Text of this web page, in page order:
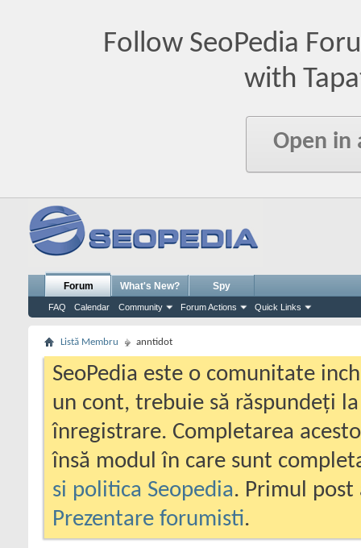
Follow SeoPedia
with
Open in
Forum
FAQ Calendar Community Forum Actions Quick Links
What's New? Spy
Listă Membru anntidot
SeoPedia este o comunitate
un cont, trebuie să răspundeți
înregistrare. Completarea
însă modul în care sunt
si politica Seopedia. Primul
Prezentare forumisti.